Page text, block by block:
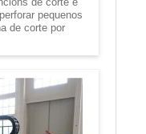
pequenos
de corte por